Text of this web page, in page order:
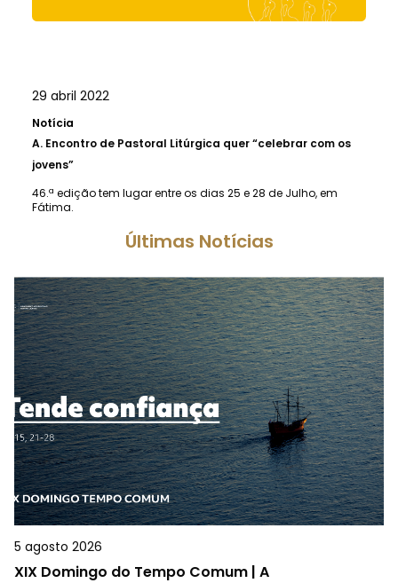
29 abril 2022
Notícia
A. Encontro de Pastoral Litúrgica quer “celebrar com os
jovens”
46.ª edição tem lugar entre os dias 25 e 28 de Julho, em
Fátima.
Últimas Notícias
5 agosto 2026
XIX Domingo do Tempo Comum | A